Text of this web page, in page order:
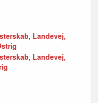
Landevej,
Landevej,